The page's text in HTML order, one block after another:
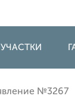
№3267